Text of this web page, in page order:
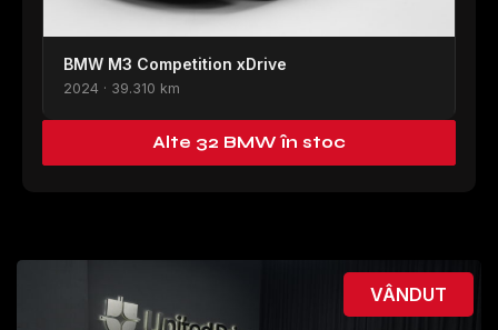
BMW M3 Competition xDrive
2024 · 39.310 km
Alte 32 BMW în stoc
VÂNDUT